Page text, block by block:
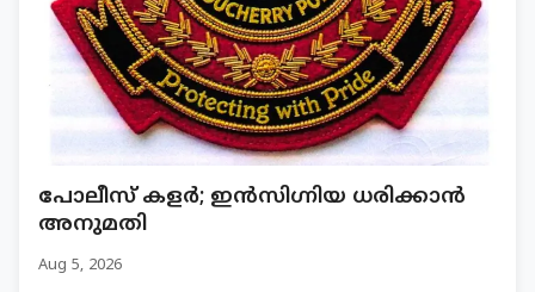
പോലീസ് കളർ; ഇൻസിഗ്നിയ ധരിക്കാൻ
അനുമതി
Aug 5, 2026